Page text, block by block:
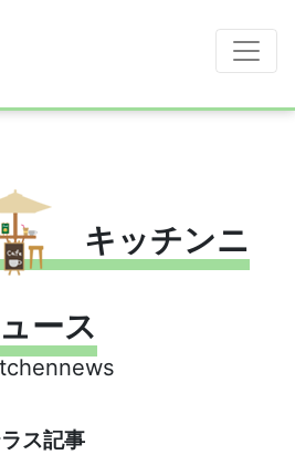
キッチンニ
ュース
ス記事